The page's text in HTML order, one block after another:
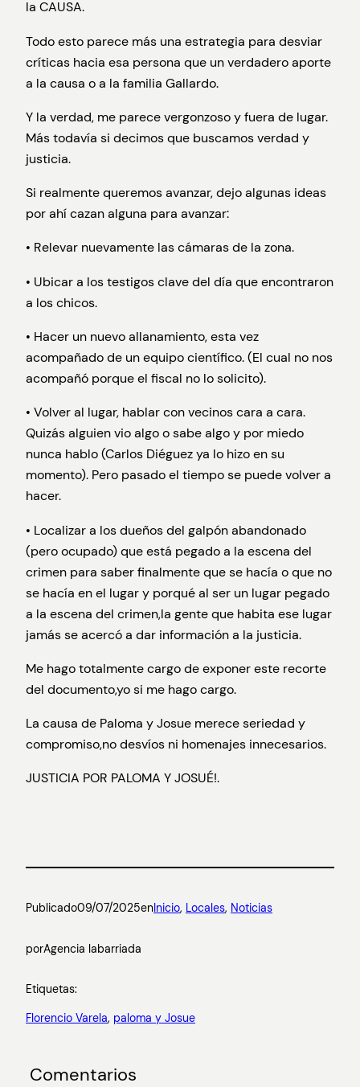
la CAUSA.
Todo esto parece más una estrategia para desviar
críticas hacia esa persona que un verdadero aporte
a la causa o a la familia Gallardo.
Y la verdad, me parece vergonzoso y fuera de lugar.
Más todavía si decimos que buscamos verdad y
justicia.
Si realmente queremos avanzar, dejo algunas ideas
por ahí cazan alguna para avanzar:
• Relevar nuevamente las cámaras de la zona.
• Ubicar a los testigos clave del día que encontraron
a los chicos.
• Hacer un nuevo allanamiento, esta vez
acompañado de un equipo científico. (El cual no nos
acompañó porque el fiscal no lo solicito).
• Volver al lugar, hablar con vecinos cara a cara.
Quizás alguien vio algo o sabe algo y por miedo
nunca hablo (Carlos Diéguez ya lo hizo en su
momento). Pero pasado el tiempo se puede volver a
hacer.
• Localizar a los dueños del galpón abandonado
(pero ocupado) que está pegado a la escena del
crimen para saber finalmente que se hacía o que no
se hacía en el lugar y porqué al ser un lugar pegado
a la escena del crimen,la gente que habita ese lugar
jamás se acercó a dar información a la justicia.
Me hago totalmente cargo de exponer este recorte
del documento,yo si me hago cargo.
La causa de Paloma y Josue merece seriedad y
compromiso,no desvíos ni homenajes innecesarios.
JUSTICIA POR PALOMA Y JOSUÉ!.
Publicado09/07/2025enInicio, Locales, Noticias
porAgencia labarriada
Etiquetas:
Florencio Varela, paloma y Josue
Comentarios